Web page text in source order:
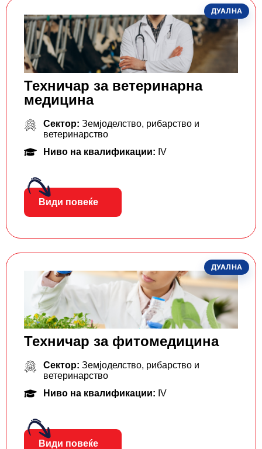
ДУАЛНА
Техничар за ветеринарна
медицина
Сектор: Земјоделство, рибарство и
ветеринарство
Ниво на квалификации: IV
Види повеќе
ДУАЛНА
Техничар за фитомедицина
Сектор: Земјоделство, рибарство и
ветеринарство
Ниво на квалификации: IV
Види повеќе